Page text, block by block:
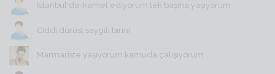
İstanbul'da ikamet ediyorum tek başına yaşıyorum
Ciddi dürüst saygili birini
Marmariste yaşıyorum kamuda çalışıyorum